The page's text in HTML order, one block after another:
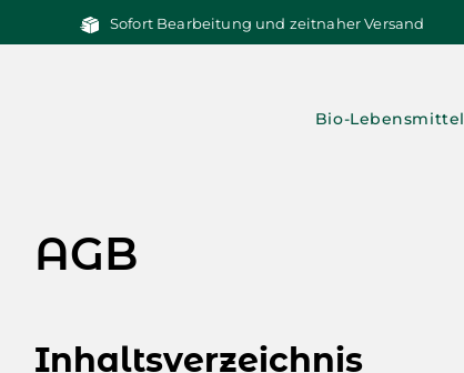
Inhalt
Sofort Bearbeitung und zeitnaher Versand
Bio-Lebensmittel
AGB
Inhaltsverzeichnis